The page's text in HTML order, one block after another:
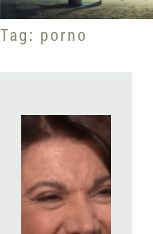
Tag: porno